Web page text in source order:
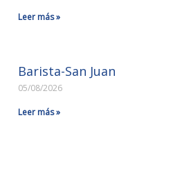
Leer más »
Barista-San Juan
05/08/2026
Leer más »